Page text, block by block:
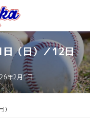
（日）／12日
年2月1日